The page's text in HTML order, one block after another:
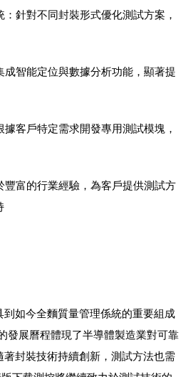
針對不同封裝形式優化測試方案，
成智能定位與數據分析功能，顯著提
客戶特定需求開發專用測試模塊，
豐富的行業經驗，為客戶提供測試方
到如今全麵質量管理係統的重要組成
發展曆程體現了半導體製造業對可靠
封裝技術持續創新，測試方法也需